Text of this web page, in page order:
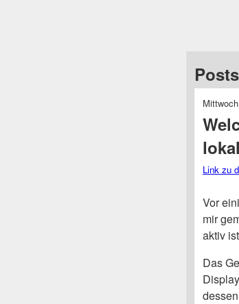
Link zu
Vor
mir
aktiv
Das